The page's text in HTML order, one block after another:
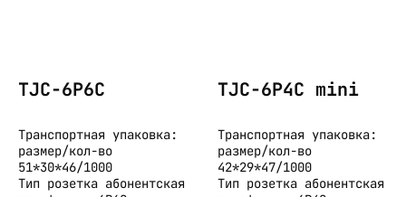
TJC-6P6C
Транспортная упаковка:
размер/кол-во
51*30*46/1000
Тип розетка абонентская
TJC-6P4C mini
Транспортная упаковка:
размер/кол-во
42*29*47/1000
Тип розетка абонентская